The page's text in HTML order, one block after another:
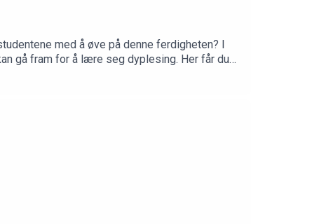
med å øve på denne ferdigheten? I
gå fram for å lære seg dyplesing. Her får du
Lytt og bli inspirert!